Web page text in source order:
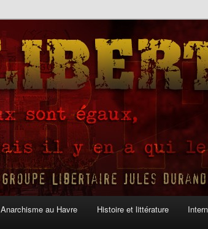
Anarchisme au Havre Histoire et littérature